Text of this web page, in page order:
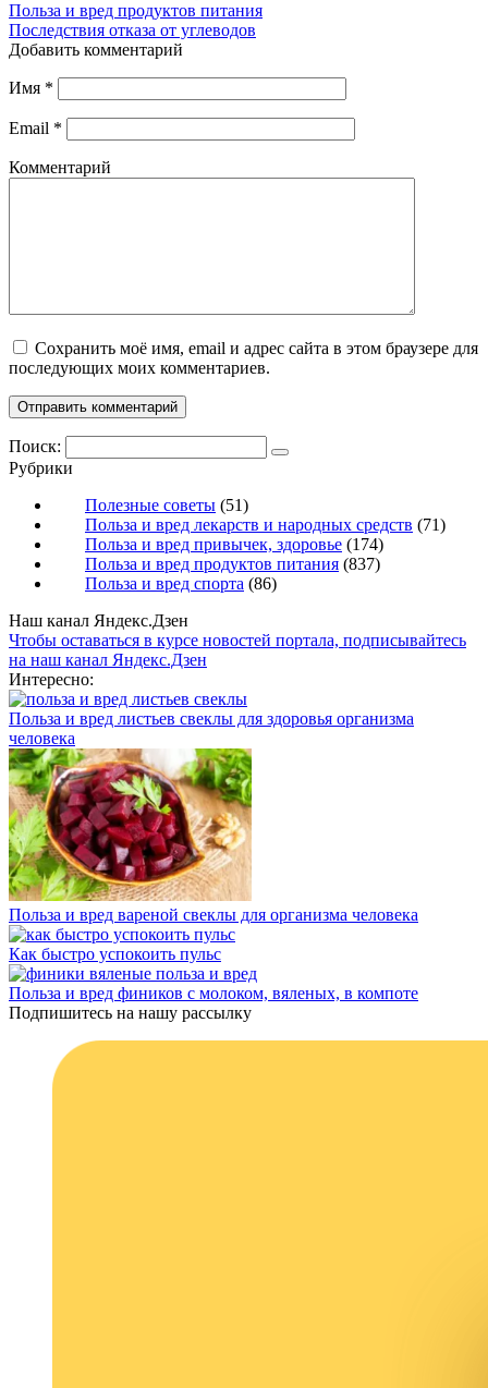
Польза и вред продуктов питания
Последствия отказа от углеводов
Добавить комментарий
Имя *
Email *
Комментарий
Сохранить моё имя, email и адрес сайта в этом браузере для
последующих моих комментариев.
Поиск:
Рубрики
Полезные советы (51)
Польза и вред лекарств и народных средств (71)
Польза и вред привычек, здоровье (174)
Польза и вред продуктов питания (837)
Польза и вред спорта (86)
Наш канал Яндекс.Дзен
Чтобы оставаться в курсе новостей портала, подписывайтесь
на наш канал Яндекс.Дзен
Интересно:
Польза и вред листьев свеклы для здоровья организма
человека
Польза и вред вареной свеклы для организма человека
Как быстро успокоить пульс
Польза и вред фиников с молоком, вяленых, в компоте
Подпишитесь на нашу рассылку